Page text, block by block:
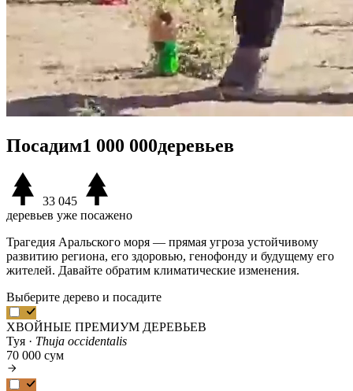
Посадим1 000 000деревьев
33 045
деревьев уже посажено
Трагедия Аральского моря — прямая угроза устойчивому
развитию региона, его здоровью, генофонду и будущему его
жителей. Давайте обратим климатические изменения.
Выберите дерево и посадите
ХВОЙНЫЕ ПРЕМИУМ ДЕРЕВЬЕВ
Туя · Thuja occidentalis
70 000 сум